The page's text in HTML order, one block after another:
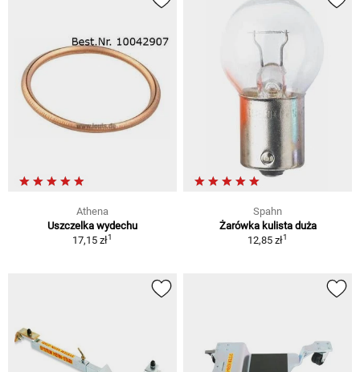
Athena
Uszczelka wydechu
17,15 zł1
Spahn
Żarówka kulista duża
12,85 zł1